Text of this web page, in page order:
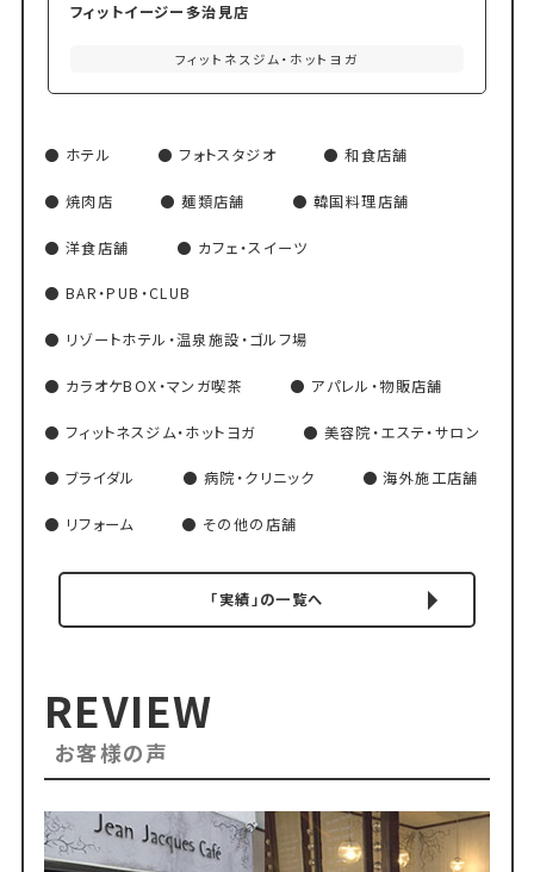
フィットイージー多治見店
フィットネスジム・ホットヨガ
ホテル フォトスタジオ 和食店舗
焼肉店 麺類店舗 韓国料理店舗
洋食店舗 カフェ・スイーツ
BAR・PUB・CLUB
リゾートホテル・温泉施設・ゴルフ場
カラオケBOX・マンガ喫茶 アパレル・物販店舗
フィットネスジム・ホットヨガ 美容院・エステ・サロン
ブライダル 病院・クリニック 海外施工店舗
リフォーム その他の店舗
「実績」の一覧へ
REVIEW
お客様の声